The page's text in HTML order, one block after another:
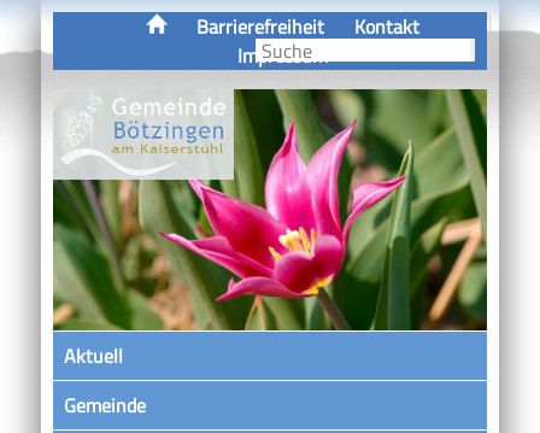
Barrierefreiheit
Kontakt
Impressum
Aktuell
Gemeinde